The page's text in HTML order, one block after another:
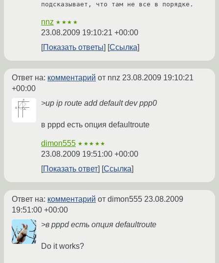
подсказывает, что там не все в порядке.
nnz ★★★★
23.08.2009 19:10:21 +00:00
Показать ответы
Ссылка
Ответ на: комментарий от nnz 23.08.2009 19:10:21
+00:00
>up ip route add default dev ppp0
в pppd есть опция defaultroute
dimon555 ★★★★★
23.08.2009 19:51:00 +00:00
Показать ответ
Ссылка
Ответ на: комментарий от dimon555 23.08.2009
19:51:00 +00:00
>в pppd есть опция defaultroute
Do it works?